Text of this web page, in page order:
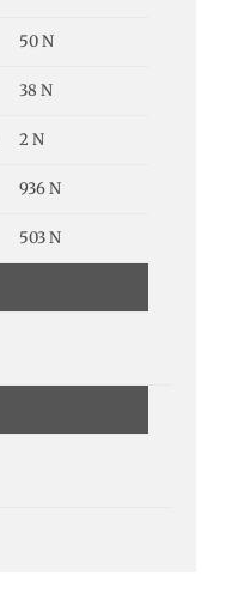
50 N
38 N
2 N
936 N
503 N